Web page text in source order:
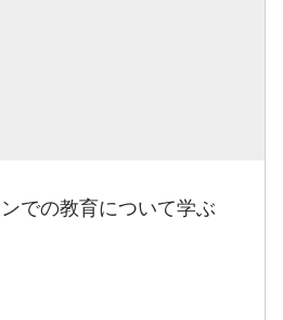
での教育について学ぶ